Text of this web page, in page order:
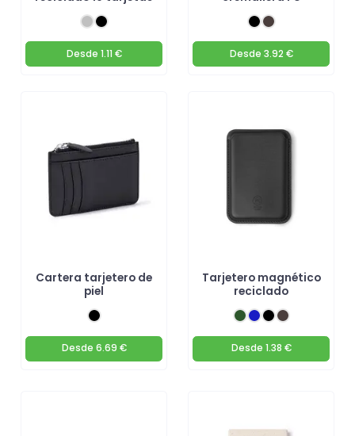
Desde 1.11 € Desde 3.92 €
Cartera tarjetero de
piel
Desde 6.69 €
Tarjetero magnético
reciclado
Desde 1.38 €